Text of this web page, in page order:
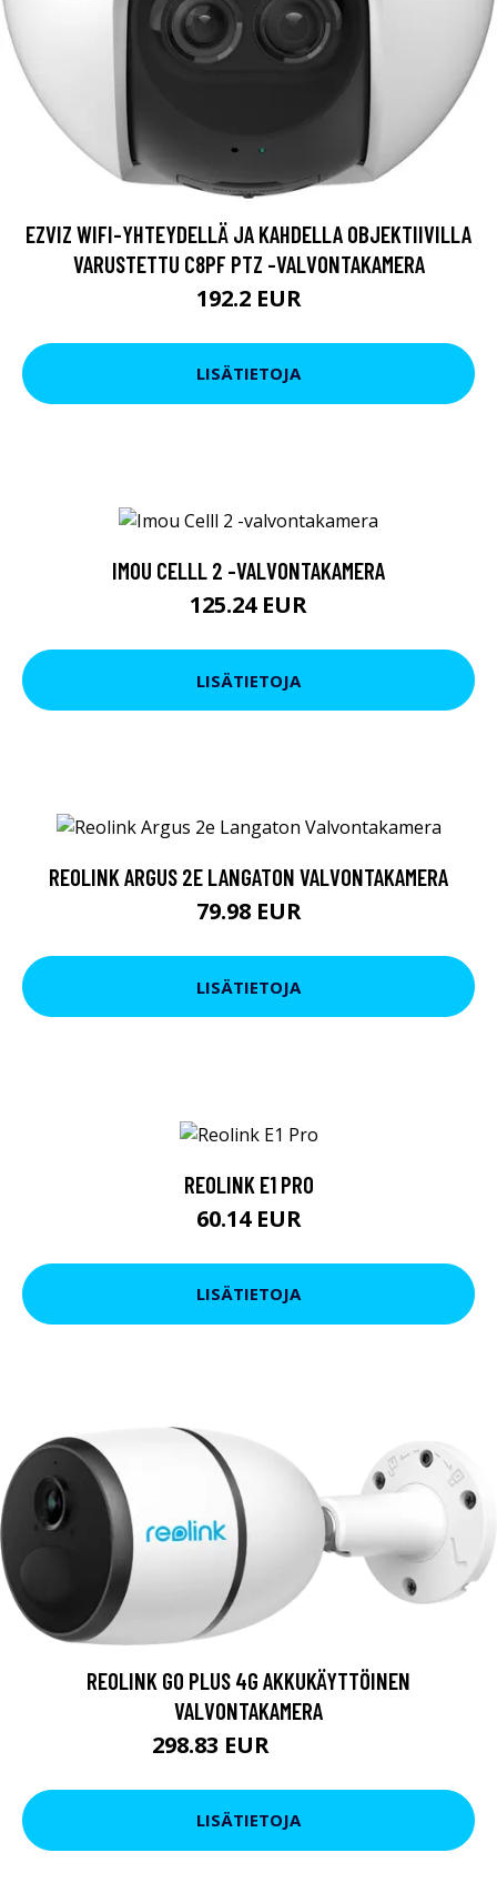
EZVIZ WIFI-YHTEYDELLÄ JA KAHDELLA OBJEKTIIVILLA
VARUSTETTU C8PF PTZ -VALVONTAKAMERA
192.2 EUR
LISÄTIETOJA
IMOU CELLL 2 -VALVONTAKAMERA
125.24 EUR
LISÄTIETOJA
REOLINK ARGUS 2E LANGATON VALVONTAKAMERA
79.98 EUR
LISÄTIETOJA
REOLINK E1 PRO
60.14 EUR
LISÄTIETOJA
REOLINK GO PLUS 4G AKKUKÄYTTÖINEN
VALVONTAKAMERA
298.83 EUR
LISÄTIETOJA